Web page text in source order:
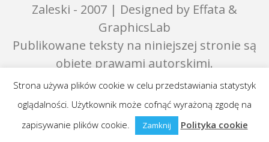
Zaleski - 2007 | Designed by Effata &
GraphicsLab
Publikowane teksty na niniejszej stronie są
objęte prawami autorskimi.
Strona używa plików cookie w celu przedstawiania statystyk
oglądalności. Użytkownik może cofnąć wyrażoną zgodę na
zapisywanie plików cookie.
Zamknij Polityka cookie